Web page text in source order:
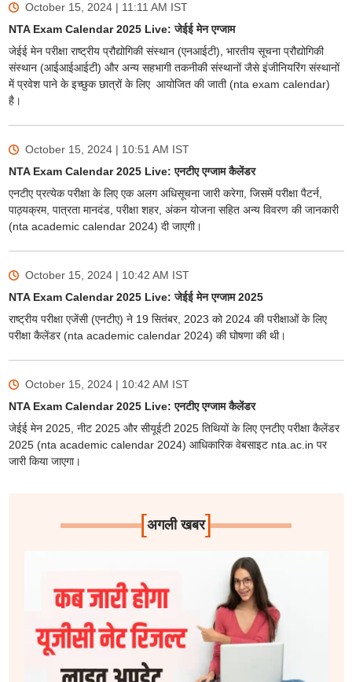
October 15, 2024 | 11:11 AM IST
NTA Exam Calendar 2025 Live: जेईई मेन एग्जाम
जेईई मेन परीक्षा राष्ट्रीय प्रौद्योगिकी संस्थान (एनआईटी), भारतीय सूचना प्रौद्योगिकी
संस्थान (आईआईआईटी) और अन्य सहभागी तकनीकी संस्थानों जैसे इंजीनियरिंग संस्थानों
में प्रवेश पाने के इच्छुक छात्रों के लिए आयोजित की जाती (nta exam calendar)
है।
October 15, 2024 | 10:51 AM IST
NTA Exam Calendar 2025 Live: एनटीए एग्जाम कैलेंडर
एनटीए प्रत्येक परीक्षा के लिए एक अलग अधिसूचना जारी करेगा, जिसमें परीक्षा पैटर्न,
पाठ्यक्रम, पात्रता मानदंड, परीक्षा शहर, अंकन योजना सहित अन्य विवरण की जानकारी
(nta academic calendar 2024) दी जाएगी।
October 15, 2024 | 10:42 AM IST
NTA Exam Calendar 2025 Live: जेईई मेन एग्जाम 2025
राष्ट्रीय परीक्षा एजेंसी (एनटीए) ने 19 सितंबर, 2023 को 2024 की परीक्षाओं के लिए
परीक्षा कैलेंडर (nta academic calendar 2024) की घोषणा की थी।
October 15, 2024 | 10:42 AM IST
NTA Exam Calendar 2025 Live: एनटीए एग्जाम कैलेंडर
जेईई मेन 2025, नीट 2025 और सीयूईटी 2025 तिथियों के लिए एनटीए परीक्षा कैलेंडर
2025 (nta academic calendar 2024) आधिकारिक वेबसाइट nta.ac.in पर
जारी किया जाएगा।
[अगली खबर]